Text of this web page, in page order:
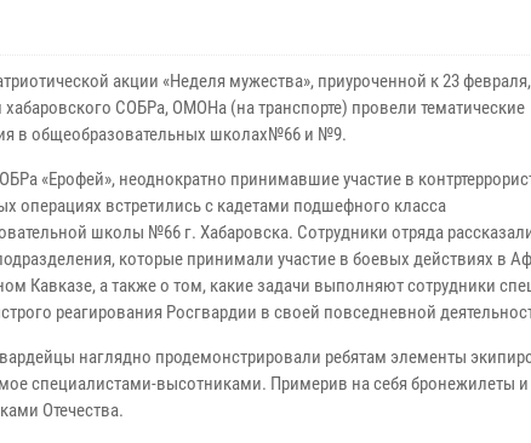
акции «Неделя мужества», приуроченной к 23 февраля,
хабаровского СОБРа, ОМОНа (на транспорте) провели тематические
в общеобразовательных школах№66 и №9.
«Ерофей», неоднократно принимавшие участие в
операциях встретились с кадетами подшефного класса
школы №66 г. Хабаровска. Сотрудники отряда
которые принимали участие в боевых действиях в
Кавказе, а также о том, какие задачи выполняют сотрудники
реагирования Росгвардии в своей повседневной
наглядно продемонстрировали ребятам элементы
специалистами-высотниками. Примерив на себя бронежилеты
Отечества.